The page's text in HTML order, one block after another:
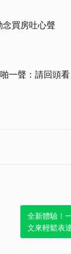
買房吐心聲
一聲：請回頭
全新體驗！
文來輕鬆表